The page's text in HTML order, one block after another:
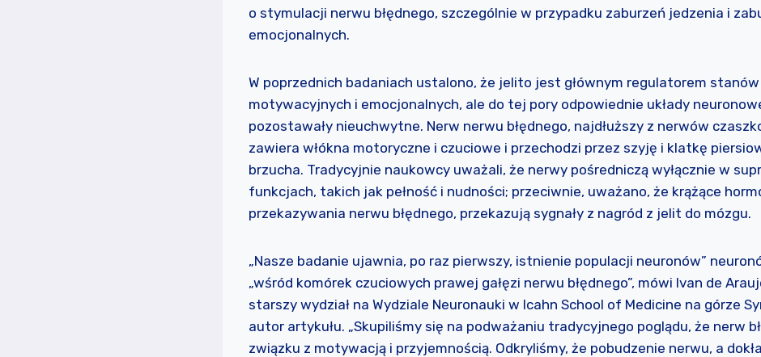
o stymulacji nerwu błędnego, szczególnie w przypadku zaburzeń jedzenia i
emocjonalnych.
W poprzednich badaniach ustalono, że jelito jest głównym regulatorem stanów
motywacyjnych i emocjonalnych, ale do tej pory odpowiednie układy
pozostawały nieuchwytne. Nerw nerwu błędnego, najdłuższy z nerwów
zawiera włókna motoryczne i czuciowe i przechodzi przez szyję i klatkę
brzucha. Tradycyjnie naukowcy uważali, że nerwy pośredniczą wyłącznie w
funkcjach, takich jak pełność i nudności; przeciwnie, uważano, że krążące
przekazywania nerwu błędnego, przekazują sygnały z nagród z jelit do mózgu.
„Nasze badanie ujawnia, po raz pierwszy, istnienie populacji neuronów”
„wśród komórek czuciowych prawej gałęzi nerwu błędnego”, mówi Ivan de
starszy wydział na Wydziale Neuronauki w Icahn School of Medicine na górze
autor artykułu. „Skupiliśmy się na podważaniu tradycyjnego poglądu, że nerw
związku z motywacją i przyjemnością. Odkryliśmy, że pobudzenie nerwu, a